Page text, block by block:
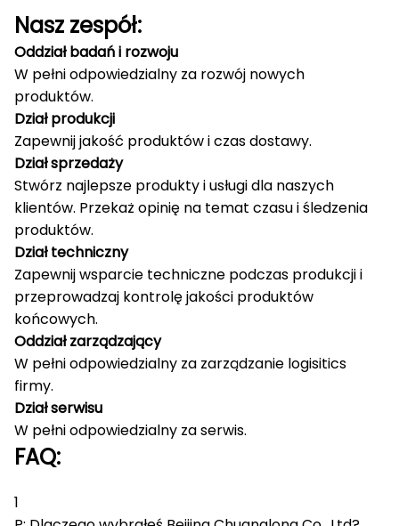
Nasz zespół:
Oddział badań i rozwoju
W pełni odpowiedzialny za rozwój nowych
produktów.
Dział produkcji
Zapewnij jakość produktów i czas dostawy.
Dział sprzedaży
Stwórz najlepsze produkty i usługi dla naszych
klientów. Przekaż opinię na temat czasu i śledzenia
produktów.
Dział techniczny
Zapewnij wsparcie techniczne podczas produkcji i
przeprowadzaj kontrolę jakości produktów
końcowych.
Oddział zarządzający
W pełni odpowiedzialny za zarządzanie logisitics
firmy.
Dział serwisu
W pełni odpowiedzialny za serwis.
FAQ:
1